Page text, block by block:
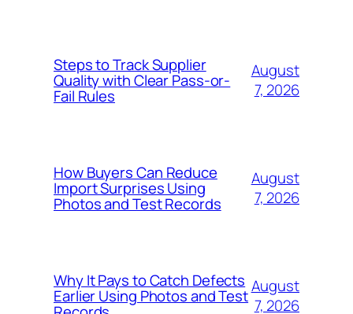
Steps to Track Supplier
Quality with Clear Pass-or-
Fail Rules
August
7, 2026
How Buyers Can Reduce
Import Surprises Using
Photos and Test Records
August
7, 2026
Why It Pays to Catch Defects
Earlier Using Photos and TestAugust
7, 2026